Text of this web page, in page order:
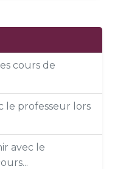
cours de
le professeur lors
avec le